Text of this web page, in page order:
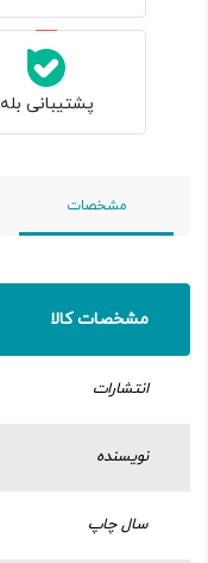
پشتیبانی بله
مشخصات
مشخصات کالا
انتشارات
نویسنده
سال چاپ